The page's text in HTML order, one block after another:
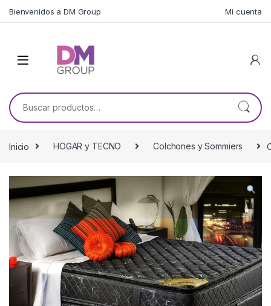
Bienvenidos a DM Group Mi cuenta
Buscar por:
Inicio HOGAR y TECNO Colchones y Sommiers